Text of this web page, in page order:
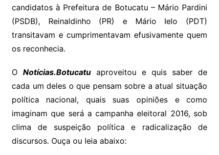
candidatos à Prefeitura de Botucatu – Mário Pardini
(PSDB), Reinaldinho (PR) e Mário Ielo (PDT)
transitavam e cumprimentavam efusivamente quem
os reconhecia.
O Notícias.Botucatuaproveitou e quis saber de
cada um deles o que pensam sobre a atual situação
política nacional, quais suas opiniões e como
imaginam que será a campanha eleitoral 2016, sob
clima de suspeição política e radicalização de
discursos. Ouça ou leia abaixo: